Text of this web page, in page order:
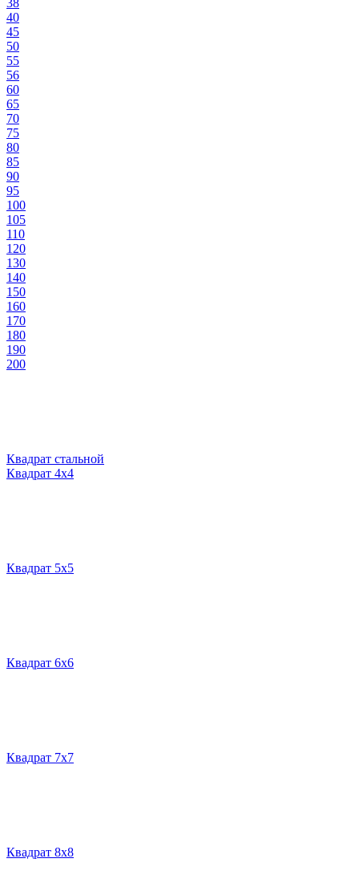
38
40
45
50
55
56
60
65
70
75
80
85
90
95
100
105
110
120
130
140
150
160
170
180
190
200
Квадрат стальной
Квадрат 4х4
Квадрат 5х5
Квадрат 6х6
Квадрат 7х7
Квадрат 8х8